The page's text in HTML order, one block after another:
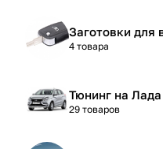
Заготовки для
4 товара
Тюнинг на Лада
29 товаров